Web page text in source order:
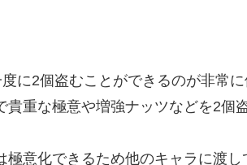
に2個盗むことができるのが非常に
貴重な極意や増強ナッツなどを2個
意化できるため他のキャラに渡